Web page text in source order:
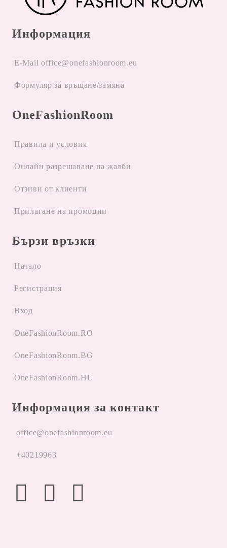
Информация
E-Mail office@onefashionroom.eu
Формуляр за връщане/замяна
OneFashionRoom
Правила и условия
Oнлайн разрешаване на жалби
Отзиви от клиенти
Прилагане на промоции
Бързи връзки
Начало
Регистрация
Вход
OneFashionRoom.RO
OneFashionRoom.BG
OneFashionRoom.HU
Информация за контакт
office@onefashionroom.eu
+40219963